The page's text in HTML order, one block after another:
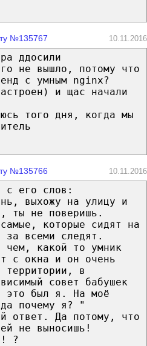
№135767 10.11.2016
ддосили
не вышло, потому что
с умным nginx?
и щас начали
того дня, когда мы
№135766 10.11.2016
с его слов:
выхожу на улицу и
ты не поверишь.
которые сидят на
за всеми следят.
чем, какой то умник
с окна и он очень
территории, в
совет бабушек
это был я. На моё
почему я? "
ответ. Да потому, что
не выносишь!
?